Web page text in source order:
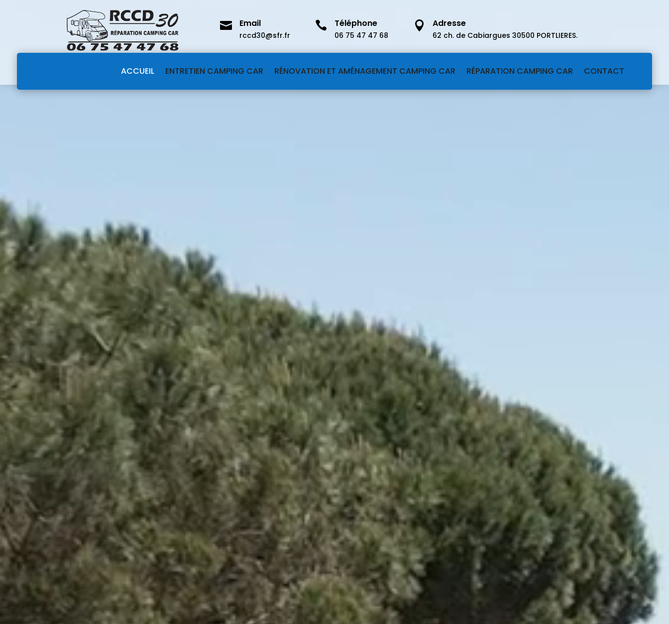
 Email
rccd30@sfr.fr
 Téléphone
06 75 47 47 68
 Adresse
62 ch. de Cabiargues 30500 PORTLIERES.
ACCUEIL ENTRETIEN CAMPING CAR RÉNOVATION ET AMÉNAGEMENT CAMPING CAR RÉPARATION CAMPING CAR CONTACT